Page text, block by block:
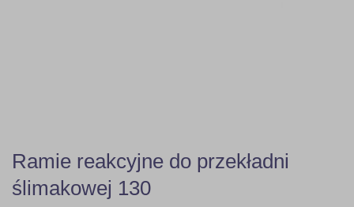
Ramie reakcyjne do przekładni
ślimakowej 130